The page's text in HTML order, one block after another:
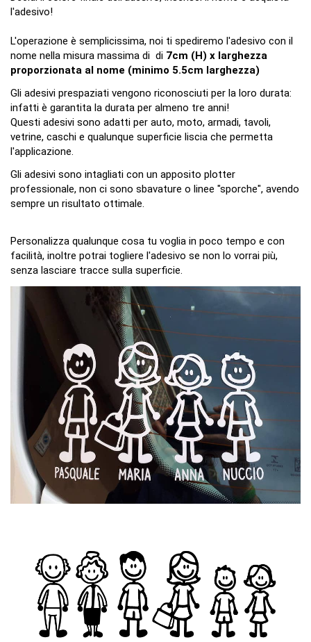
l'adesivo!
L'operazione è semplicissima, noi ti spediremo l'adesivo con il
nome nella misura massima di di 7cm (H) x larghezza
proporzionata al nome (minimo 5.5cm larghezza)
Gli adesivi prespaziati vengono riconosciuti per la loro durata:
infatti è garantita la durata per almeno tre anni!
Questi adesivi sono adatti per auto, moto, armadi, tavoli,
vetrine, caschi e qualunque superficie liscia che permetta
l'applicazione.
Gli adesivi sono intagliati con un apposito plotter
professionale, non ci sono sbavature o linee "sporche", avendo
sempre un risultato ottimale.
Personalizza qualunque cosa tu voglia in poco tempo e con
facilità, inoltre potrai togliere l'adesivo se non lo vorrai più,
senza lasciare tracce sulla superficie.